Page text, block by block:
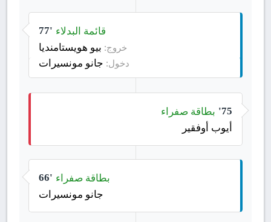
77' قائمة البدلاء
خروج: بيو هويستامنديا
دخول: جانو مونسيرات
75'
بطاقة صفراء
أيوب أوفقير
66' بطاقة صفراء
جانو مونسيرات